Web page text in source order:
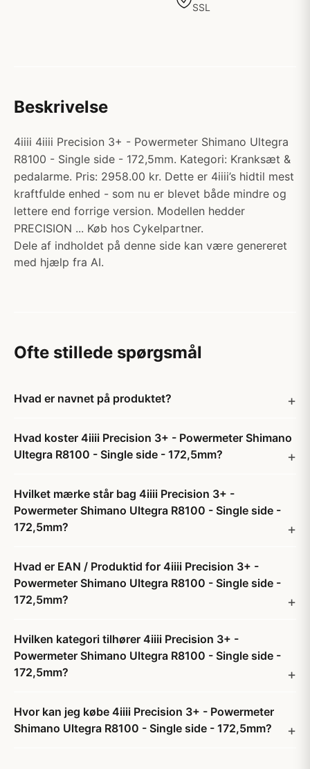
SSL
Beskrivelse
4iiii 4iiii Precision 3+ - Powermeter Shimano Ultegra
R8100 - Single side - 172,5mm. Kategori: Kranksæt &
pedalarme. Pris: 2958.00 kr. Dette er 4iiii’s hidtil mest
kraftfulde enhed - som nu er blevet både mindre og
lettere end forrige version. Modellen hedder
PRECISION ... Køb hos Cykelpartner.
Dele af indholdet på denne side kan være genereret
med hjælp fra AI.
Ofte stillede spørgsmål
Hvad er navnet på produktet?
Hvad koster 4iiii Precision 3+ - Powermeter Shimano
Ultegra R8100 - Single side - 172,5mm?
Hvilket mærke står bag 4iiii Precision 3+ -
Powermeter Shimano Ultegra R8100 - Single side -
172,5mm?
Hvad er EAN / Produktid for 4iiii Precision 3+ -
Powermeter Shimano Ultegra R8100 - Single side -
172,5mm?
Hvilken kategori tilhører 4iiii Precision 3+ -
Powermeter Shimano Ultegra R8100 - Single side -
172,5mm?
Hvor kan jeg købe 4iiii Precision 3+ - Powermeter
Shimano Ultegra R8100 - Single side - 172,5mm?